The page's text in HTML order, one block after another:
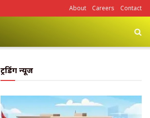
About Careers Contact
ट्रेंडिंग न्यूज